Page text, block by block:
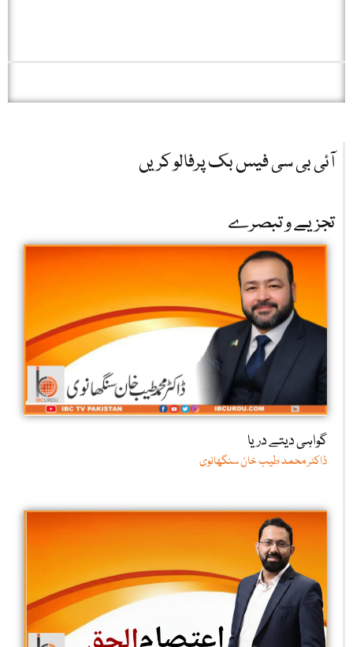
آئی بی سی فیس بک پرفالو کریں
تجزیے و تبصرے
گواہی دیتے دریا
ڈاکٹر محمد طیب خان سنگھانوی